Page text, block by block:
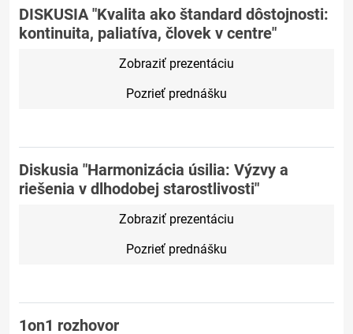
DISKUSIA "Kvalita ako štandard dôstojnosti:
kontinuita, paliatíva, človek v centre"
Zobraziť prezentáciu
Pozrieť prednášku
Diskusia "Harmonizácia úsilia: Výzvy a
riešenia v dlhodobej starostlivosti"
Zobraziť prezentáciu
Pozrieť prednášku
1on1 rozhovor